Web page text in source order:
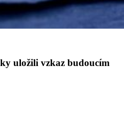
uložili vzkaz budoucím